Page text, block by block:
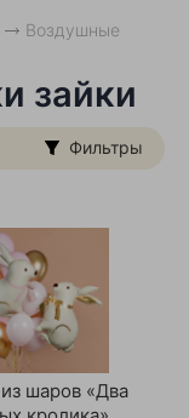
Воздушные
зайки
Фильтры
шаров «Два